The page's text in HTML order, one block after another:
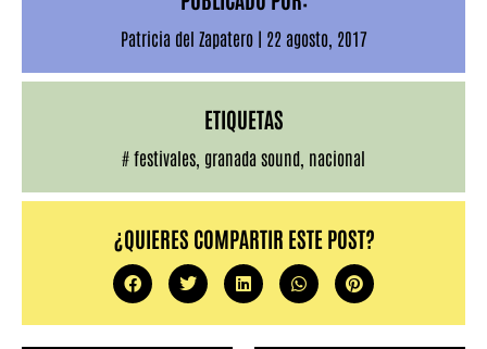
Patricia del Zapatero | 22 agosto, 2017
ETIQUETAS
# festivales granada sound nacional
¿QUIERES COMPARTIR ESTE POST?